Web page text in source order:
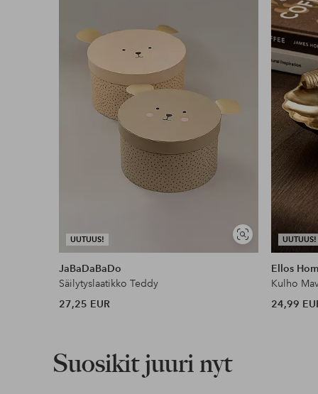
UUTUUS!
Näytä
samankaltaisia
JaBaDaBaDo
Säilytyslaatikko Teddy
27,25 EUR
UUTUUS!
Ellos
Kulho
24,99
Suosikit juuri nyt